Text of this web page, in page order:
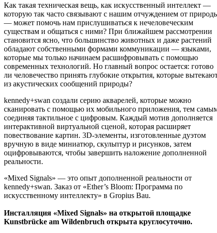
Как такая техническая вещь, как искусственный интеллект —
которую так часто связывают с нашим отчуждением от
— может помочь нам прислушиваться к нечеловеческим
существам и общаться с ними? При ближайшем рассмотрении
становится ясно, что большинство животных и даже растений
обладают собственными формами коммуникации — языками,
которые мы только начинаем расшифровывать с помощью
современных технологий. Но главный вопрос остается: готово
ли человечество принять глубокие открытия, которые
из акустических сообщений природы?
kennedy+swan создали серию акварелей, которые можно
сканировать с помощью их мобильного приложения, тем
соединяя тактильное с цифровым. Каждый мотив дополняется
интерактивной виртуальной сценой, которая расширяет
повествование картин. 3D-элементы, изготовленные дуэтом
вручную в виде миниатюр, скульптур и рисунков, затем
оцифровываются, чтобы завершить наложение дополненной
реальности.
«Mixed Signals» — это опыт дополненной реальности от
kennedy+swan. Заказ от «Ether’s Bloom: Программа по
искусственному интеллекту» в Gropius Bau.
Инсталляция «Mixed Signals» на открытой площадке
Kunstbrücke am Wildenbruch открыта круглосуточно.